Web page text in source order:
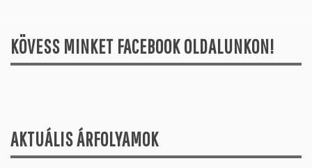
KÖVESS MINKET FACEBOOK OLDALUNKON!
AKTUÁLIS ÁRFOLYAMOK